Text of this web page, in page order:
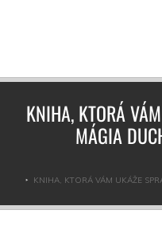
KNIHA, KTORÁ
MÁGIA
KNIHA, KTORÁ VÁM UKÁŽE